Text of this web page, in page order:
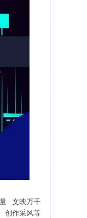
量 文映万千
创作采风等